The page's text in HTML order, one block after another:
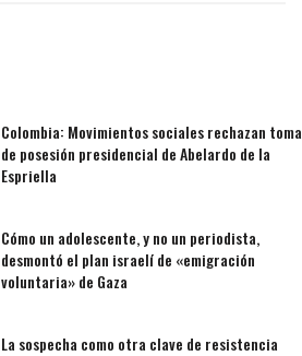
Colombia: Movimientos sociales rechazan toma
de posesión presidencial de Abelardo de la
Espriella
Cómo un adolescente, y no un periodista,
desmontó el plan israelí de «emigración
voluntaria» de Gaza
La sospecha como otra clave de resistencia